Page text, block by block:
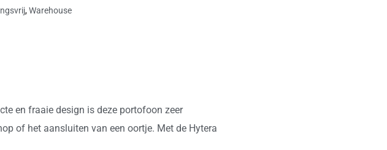
,Warehouse
en fraaie design is deze portofoon zeer
of het aansluiten van een oortje. Met de Hytera